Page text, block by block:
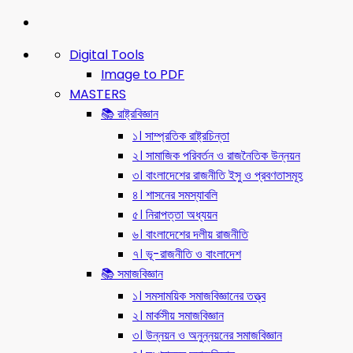
Digital Tools
Image to PDF
MASTERS
📚 রাষ্ট্রবিজ্ঞান
১। সাম্প্রতিক রাষ্ট্রচিন্তা
২। সামাজিক পরিবর্তন ও রাজনৈতিক উন্নয়ন
৩। বাংলাদেশের রাজনীতি ইসু ও প্রবণতাসমূহ
৪। শাসনের সমস্যাবলি
৫। নিরাপত্তা অধ্যয়ন
৬। বাংলাদেশের দলীয় রাজনীতি
৭। ভূ-রাজনীতি ও বাংলাদেশ
📚 সমাজবিজ্ঞান
১। সমসাময়িক সমাজবিজ্ঞানের তত্ত্ব
২। মার্কসীয় সমাজবিজ্ঞান
৩। উন্নয়ন ও অনুন্নয়নের সমাজবিজ্ঞান